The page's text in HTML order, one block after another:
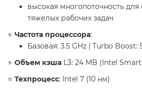
высокая многопоточность
тяжелых рабочих задач
⭐️ Частота процессора:
Базовая: 3.5 GHz | Turbo Boost:
⭐️ Объем кэша L3: 24 MB (Intel
⭐️ Техпроцесс: Intel 7 (10 нм)